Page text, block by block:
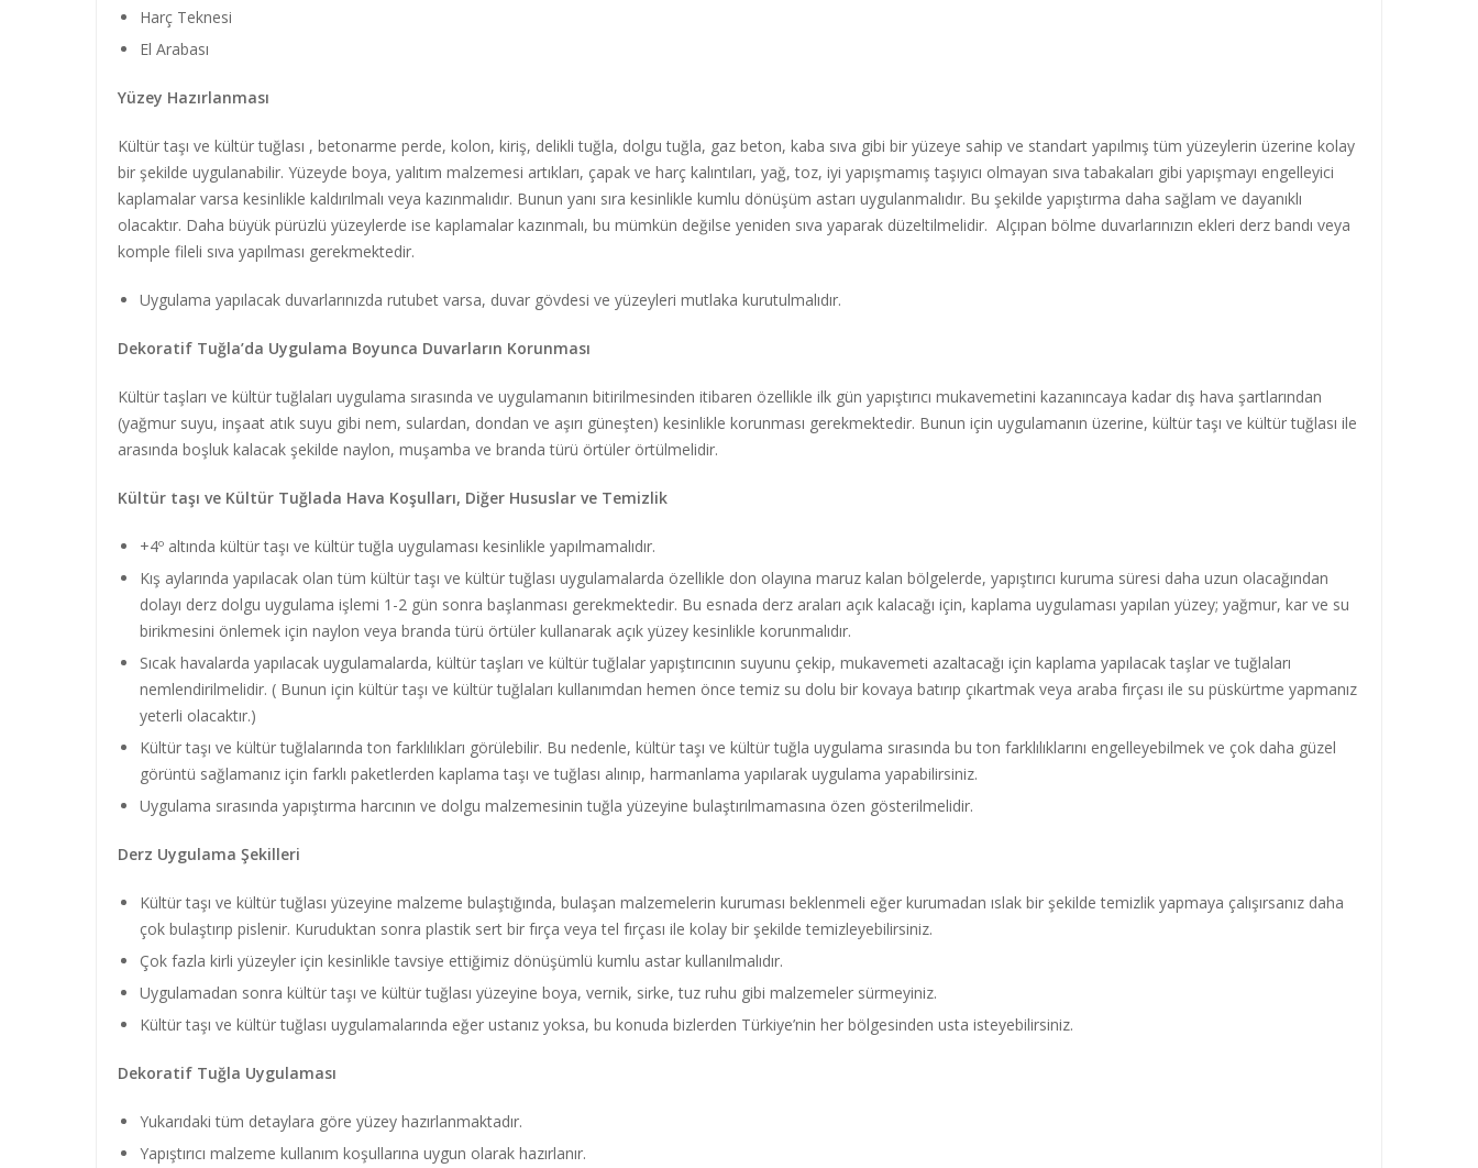
Harç Teknesi
El Arabası
Yüzey Hazırlanması
Kültür taşı ve kültür tuğlası , betonarme perde, kolon, kiriş, delikli tuğla, dolgu tuğla, gaz beton, kaba sıva gibi bir yüzeye sahip ve standart yapılmış tüm yüzeylerin üzerine kolay
bir şekilde uygulanabilir. Yüzeyde boya, yalıtım malzemesi artıkları, çapak ve harç kalıntıları, yağ, toz, iyi yapışmamış taşıyıcı olmayan sıva tabakaları gibi yapışmayı engelleyici
kaplamalar varsa kesinlikle kaldırılmalı veya kazınmalıdır. Bunun yanı sıra kesinlikle kumlu dönüşüm astarı uygulanmalıdır. Bu şekilde yapıştırma daha sağlam ve dayanıklı
olacaktır. Daha büyük pürüzlü yüzeylerde ise kaplamalar kazınmalı, bu mümkün değilse yeniden sıva yaparak düzeltilmelidir. Alçıpan bölme duvarlarınızın ekleri derz bandı veya
komple fileli sıva yapılması gerekmektedir.
Uygulama yapılacak duvarlarınızda rutubet varsa, duvar gövdesi ve yüzeyleri mutlaka kurutulmalıdır.
Dekoratif Tuğla’da Uygulama Boyunca Duvarların Korunması
Kültür taşları ve kültür tuğlaları uygulama sırasında ve uygulamanın bitirilmesinden itibaren özellikle ilk gün yapıştırıcı mukavemetini kazanıncaya kadar dış hava şartlarından
(yağmur suyu, inşaat atık suyu gibi nem, sulardan, dondan ve aşırı güneşten) kesinlikle korunması gerekmektedir. Bunun için uygulamanın üzerine, kültür taşı ve kültür tuğlası ile
arasında boşluk kalacak şekilde naylon, muşamba ve branda türü örtüler örtülmelidir.
Kültür taşı ve Kültür Tuğlada Hava Koşulları, Diğer Hususlar ve Temizlik
+4º altında kültür taşı ve kültür tuğla uygulaması kesinlikle yapılmamalıdır.
Kış aylarında yapılacak olan tüm kültür taşı ve kültür tuğlası uygulamalarda özellikle don olayına maruz kalan bölgelerde, yapıştırıcı kuruma süresi daha uzun olacağından
dolayı derz dolgu uygulama işlemi 1-2 gün sonra başlanması gerekmektedir. Bu esnada derz araları açık kalacağı için, kaplama uygulaması yapılan yüzey; yağmur, kar ve su
birikmesini önlemek için naylon veya branda türü örtüler kullanarak açık yüzey kesinlikle korunmalıdır.
Sıcak havalarda yapılacak uygulamalarda, kültür taşları ve kültür tuğlalar yapıştırıcının suyunu çekip, mukavemeti azaltacağı için kaplama yapılacak taşlar ve tuğlaları
nemlendirilmelidir. ( Bunun için kültür taşı ve kültür tuğlaları kullanımdan hemen önce temiz su dolu bir kovaya batırıp çıkartmak veya araba fırçası ile su püskürtme yapmanız
yeterli olacaktır.)
Kültür taşı ve kültür tuğlalarında ton farklılıkları görülebilir. Bu nedenle, kültür taşı ve kültür tuğla uygulama sırasında bu ton farklılıklarını engelleyebilmek ve çok daha güzel
görüntü sağlamanız için farklı paketlerden kaplama taşı ve tuğlası alınıp, harmanlama yapılarak uygulama yapabilirsiniz.
Uygulama sırasında yapıştırma harcının ve dolgu malzemesinin tuğla yüzeyine bulaştırılmamasına özen gösterilmelidir.
Derz Uygulama Şekilleri
Kültür taşı ve kültür tuğlası yüzeyine malzeme bulaştığında, bulaşan malzemelerin kuruması beklenmeli eğer kurumadan ıslak bir şekilde temizlik yapmaya çalışırsanız daha
çok bulaştırıp pislenir. Kuruduktan sonra plastik sert bir fırça veya tel fırçası ile kolay bir şekilde temizleyebilirsiniz.
Çok fazla kirli yüzeyler için kesinlikle tavsiye ettiğimiz dönüşümlü kumlu astar kullanılmalıdır.
Uygulamadan sonra kültür taşı ve kültür tuğlası yüzeyine boya, vernik, sirke, tuz ruhu gibi malzemeler sürmeyiniz.
Kültür taşı ve kültür tuğlası uygulamalarında eğer ustanız yoksa, bu konuda bizlerden Türkiye’nin her bölgesinden usta isteyebilirsiniz.
Dekoratif Tuğla Uygulaması
Yukarıdaki tüm detaylara göre yüzey hazırlanmaktadır.
Yapıştırıcı malzeme kullanım koşullarına uygun olarak hazırlanır.